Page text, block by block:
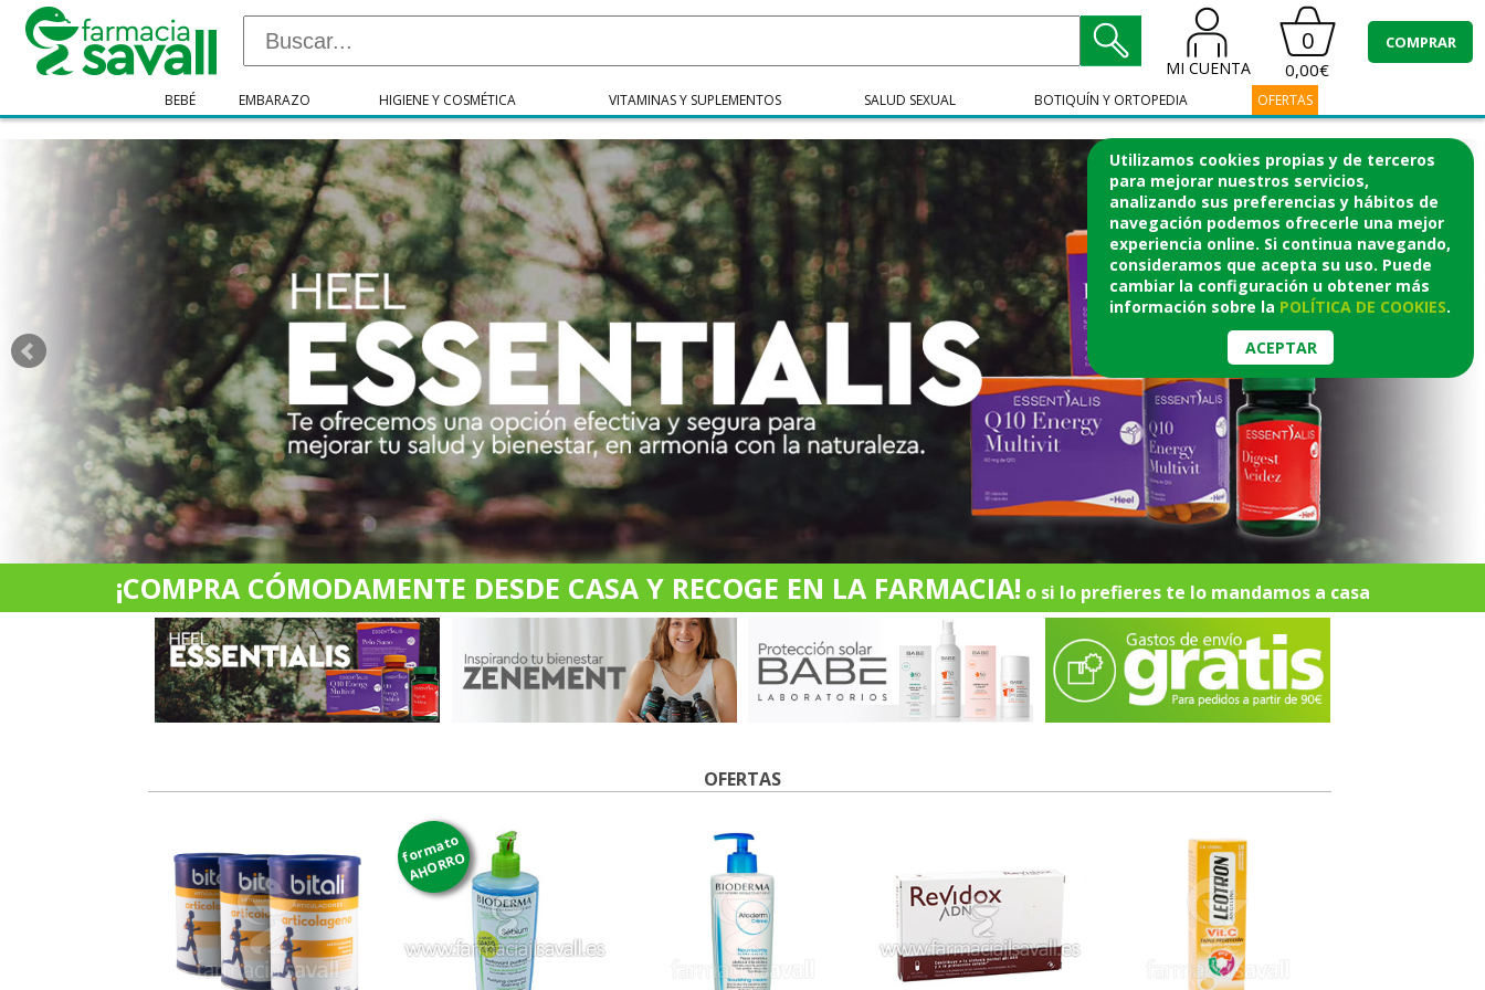
Utilizamos cookies propias y de terceros
para mejorar nuestros servicios,
analizando sus preferencias y hábitos de
navegación podemos ofrecerle una mejor
experiencia online. Si continua navegando,
consideramos que acepta su uso. Puede
cambiar la configuración u obtener más
información sobre la POLÍTICA DE COOKIES.
ACEPTAR
MI CUENTA
0
0,00€
COMPRAR
BEBÉ EMBARAZO HIGIENE Y COSMÉTICA VITAMINAS Y SUPLEMENTOS SALUD SEXUAL BOTIQUÍN Y ORTOPEDIA OFERTAS
¡COMPRA CÓMODAMENTE DESDE CASA Y RECOGE EN LA FARMACIA! o si lo prefieres te lo mandamos a casa
OFERTAS
formato
AHORRO